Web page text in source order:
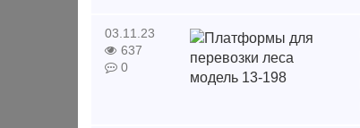
03.11.23
637
0